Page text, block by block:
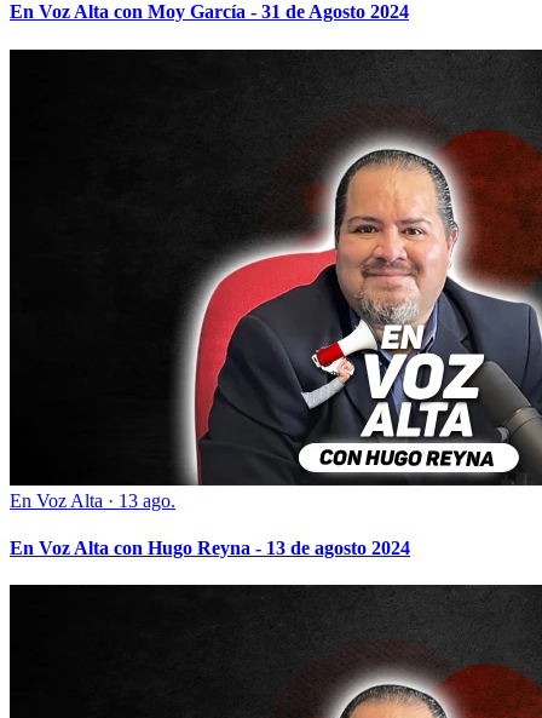
En Voz Alta con Moy García - 31 de Agosto 2024
En Voz Alta · 13 ago.
En Voz Alta con Hugo Reyna - 13 de agosto 2024